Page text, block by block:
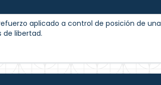
aplicado a control de posición de una
de libertad.